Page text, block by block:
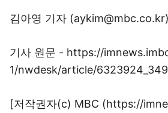
김아영 기자 (aykim@mbc.co.kr)
기사 원문 - https://
1/nwdesk/article/
[저작권자(c) MBC (https://